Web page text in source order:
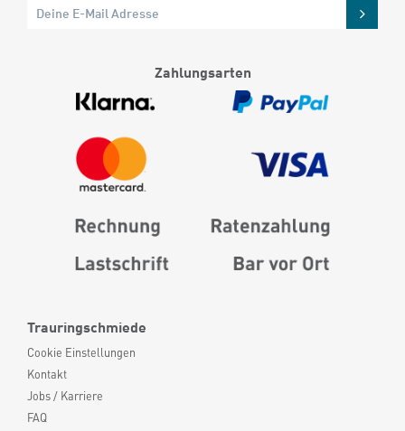
Trauringschmiede
Cookie Einstellungen
Kontakt
Jobs / Karriere
FAQ
Zahlungsarten